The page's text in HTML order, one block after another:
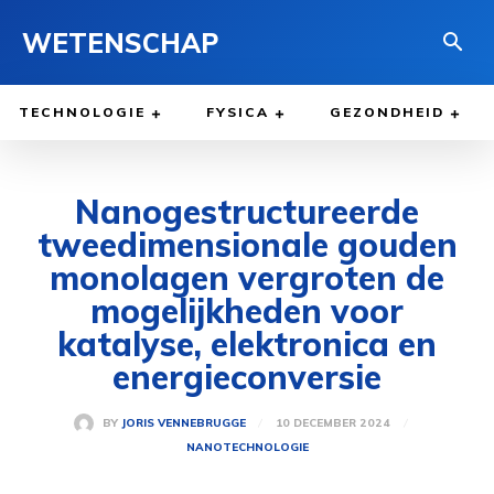
WETENSCHAP
TECHNOLOGIE FYSICA GEZONDHEID
Nanogestructureerde
tweedimensionale gouden
monolagen vergroten de
mogelijkheden voor
katalyse, elektronica en
energieconversie
BY JORIS VENNEBRUGGE
10 DECEMBER 2024
NANOTECHNOLOGIE